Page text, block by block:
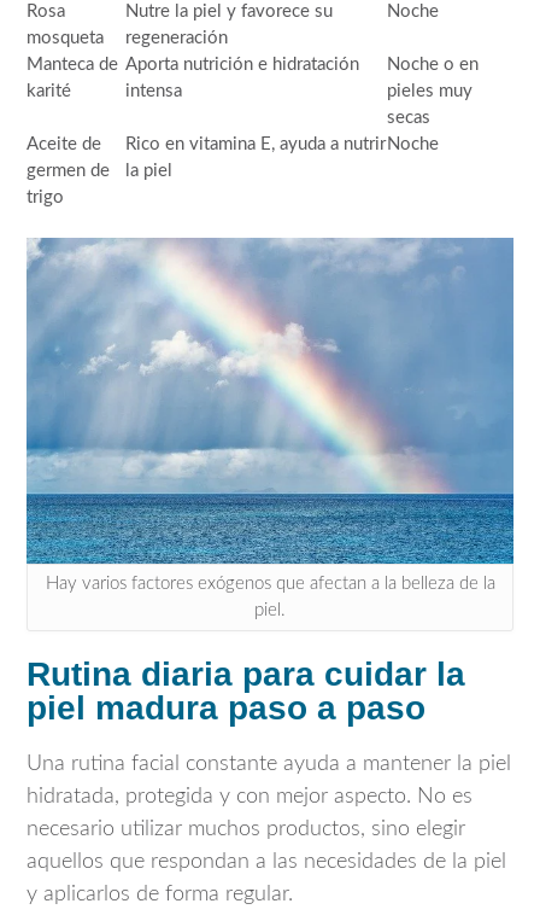
Rosa
mosqueta
Nutre la piel y favorece su
regeneración
Noche
Manteca de
karité
Aporta nutrición e hidratación
intensa
Noche o en
pieles muy
secas
Aceite de
germen de
trigo
Rico en vitamina E, ayuda a nutrir
la piel
Noche
Hay varios factores exógenos que afectan a la belleza de la
piel.
Rutina diaria para cuidar la
piel madura paso a paso
Una rutina facial constante ayuda a mantener la piel
hidratada, protegida y con mejor aspecto. No es
necesario utilizar muchos productos, sino elegir
aquellos que respondan a las necesidades de la piel
y aplicarlos de forma regular.